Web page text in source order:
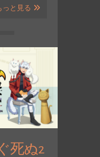
っと見る
死ぬ2